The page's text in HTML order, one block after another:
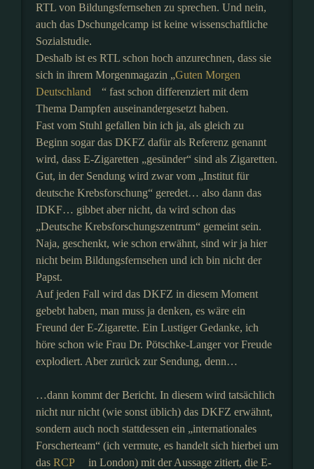
RTL von Bildungsfernsehen zu sprechen. Und nein,
auch das Dschungelcamp ist keine wissenschaftliche
Sozialstudie.
Deshalb ist es RTL schon hoch anzurechnen, dass sie
sich in ihrem Morgenmagazin „Guten Morgen
Deutschland
“ fast schon differenziert mit dem
Thema Dampfen auseinandergesetzt haben.
Fast vom Stuhl gefallen bin ich ja, als gleich zu
Beginn sogar das DKFZ dafür als Referenz genannt
wird, dass E-Zigaretten „gesünder“ sind als Zigaretten.
Gut, in der Sendung wird zwar vom „Institut für
deutsche Krebsforschung“ geredet… also dann das
IDKF… gibbet aber nicht, da wird schon das
„Deutsche Krebsforschungszentrum“ gemeint sein.
Naja, geschenkt, wie schon erwähnt, sind wir ja hier
nicht beim Bildungsfernsehen und ich bin nicht der
Papst.
Auf jeden Fall wird das DKFZ in diesem Moment
gebebt haben, man muss ja denken, es wäre ein
Freund der E-Zigarette. Ein Lustiger Gedanke, ich
höre schon wie Frau Dr. Pötschke-Langer vor Freude
explodiert. Aber zurück zur Sendung, denn…
…dann kommt der Bericht. In diesem wird tatsächlich
nicht nur nicht (wie sonst üblich) das DKFZ erwähnt,
sondern auch noch stattdessen ein „internationales
Forscherteam“ (ich vermute, es handelt sich hierbei um
das RCP
in London) mit der Aussage zitiert, die E-